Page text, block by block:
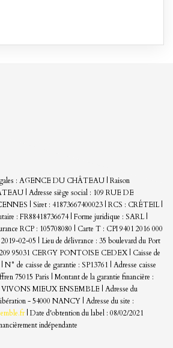
: AGENCE DU CHÂTEAU | Raison
| Adresse siège social : 109 RUE DE
| Siret : 41873667400023 | RCS : CRÉTEIL |
: FR88418736674 | Forme juridique : SARL |
RCP : 105708080 | Carte T : CPI 9401 2016 000
02-05 | Lieu de délivrance : 35 boulevard du Port
95031 CERGY PONTOISE CEDEX | Caisse de
de caisse de garantie : SP13761 | Adresse caisse
75015 Paris | Montant de la garantie financière :
VIVONS MIEUX ENSEMBLE | Adresse du
- 54000 NANCY | Adresse du site :
| Date d'obtention du label : 08/02/2021
indépendante